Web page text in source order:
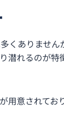
くありませ
潜れるのが特
意されてお